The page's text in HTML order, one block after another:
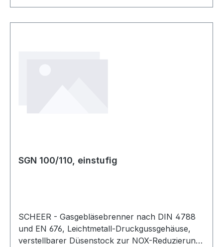
SGN 100/110, einstufig
SCHEER - Gasgebläsebrenner nach DIN 4788
und EN 676, Leichtmetall-Druckgussgehäuse,
verstellbarer Düsenstock zur NOX-Reduzierung,